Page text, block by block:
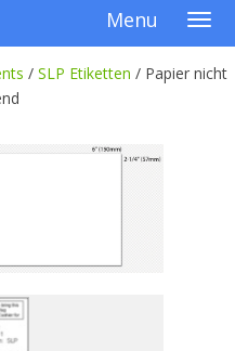
Menu
/ SLP Etiketten / Papier nicht